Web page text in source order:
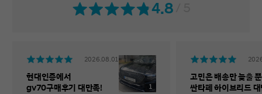
4.8
2026.08.01
현대인증에서
gv70구매후기 대만족!
1
고민은 배송만 늦출
싼타페 하이브리드